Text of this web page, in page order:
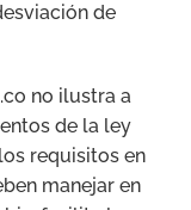
de
no ilustra a
de la ley
requisitos en
manejar en